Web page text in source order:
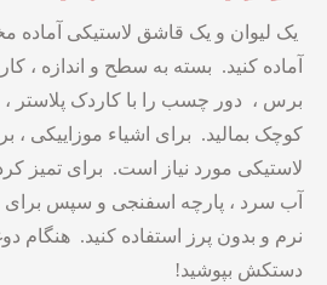
یک لیوان و یک قاشق لاستیکی
آماده کنید. بسته به سطح و اندازه ،
برس ، دور چسب را با کاردک پلاستر ،
کوچک بمالید. برای اشیاء موزاییکی
لاستیکی مورد نیاز است. برای تمیز
آب سرد ، پارچه اسفنجی و سپس برای
نرم و بدون پرز استفاده کنید. هنگام
دستکش بپوشید!